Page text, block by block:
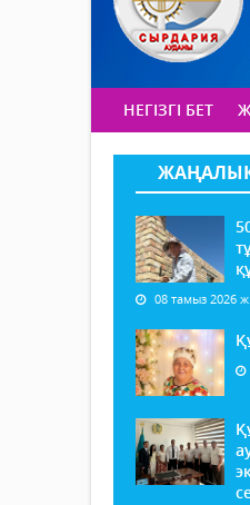
НЕГІЗГІ БЕТ
08 тамыз 2026 ж.